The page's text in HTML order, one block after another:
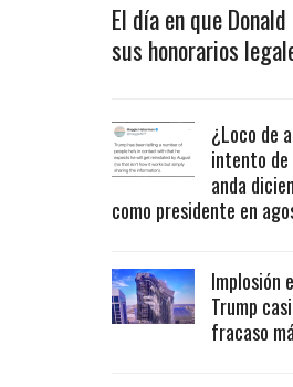
El día en que
sus honorarios
¿Loco de
intento de
anda
como presidente en
Implosión
Trump
fracaso